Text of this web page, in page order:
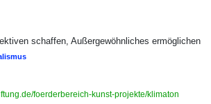
schaffen, Außergewöhnliches ermöglichen
foerderbereich-kunst-projekte/klimaton